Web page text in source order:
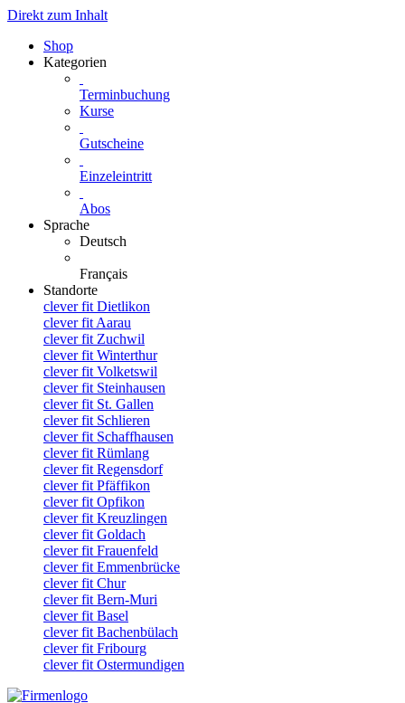
Direkt zum Inhalt
Shop
Kategorien
Terminbuchung
Kurse
Gutscheine
Einzeleintritt
Abos
Sprache
Deutsch
Français
Standorte
clever fit Dietlikon
clever fit Aarau
clever fit Zuchwil
clever fit Winterthur
clever fit Volketswil
clever fit Steinhausen
clever fit St. Gallen
clever fit Schlieren
clever fit Schaffhausen
clever fit Rümlang
clever fit Regensdorf
clever fit Pfäffikon
clever fit Opfikon
clever fit Kreuzlingen
clever fit Goldach
clever fit Frauenfeld
clever fit Emmenbrücke
clever fit Chur
clever fit Bern-Muri
clever fit Basel
clever fit Bachenbülach
clever fit Fribourg
clever fit Ostermundigen